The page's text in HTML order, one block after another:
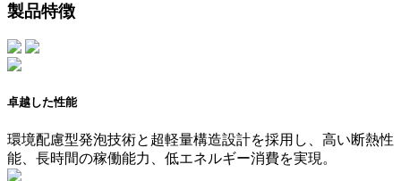
製品特徴
卓越した性能
環境配慮型発泡技術と超軽量構造設計を採用し、高い断熱性
能、長時間の稼働能力、低エネルギー消費を実現。